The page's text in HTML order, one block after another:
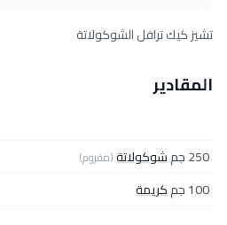
تشيز كيك ترافل الشوكولاتة
المقادير
250 جم شوكولاتة(مفروم)
100 جم كريمة